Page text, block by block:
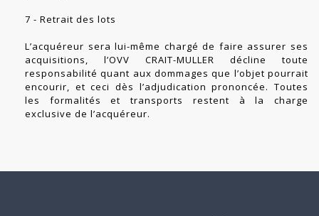
7 - Retrait des lots
L’acquéreur sera lui-même chargé de faire assurer ses
acquisitions, l’OVV CRAIT-MULLER décline toute
responsabilité quant aux dommages que l’objet pourrait
encourir, et ceci dès l’adjudication prononcée. Toutes
les formalités et transports restent à la charge
exclusive de l’acquéreur.